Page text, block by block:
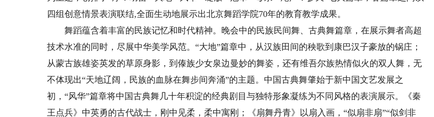
四组创意情景表演联结,全面生动地展示出北京舞蹈学院70年的教育教学成果。
舞蹈蕴含着丰富的民族记忆和时代精神。晚会中的民族民间舞、古典舞篇章，在展示舞者高超
技术水准的同时，尽展中华美学风范。“大地”篇章中，从汉族田间的秧歌到康巴汉子豪放的锅庄；
从蒙古族雄姿英发的草原身影，到傣族少女泉边曼妙的舞姿，还有维吾尔族热情似火的双人舞，无
不体现出“天地辽阔，民族的血脉在舞步间奔涌”的主题。中国古典舞肇始于新中国文艺发展之
初，“风华”篇章将中国古典舞几十年积淀的经典剧目与独特形象凝练为不同风格的表演展示。《秦
王点兵》中英勇的古代战士，刚中见柔，柔中寓刚；《扇舞丹青》以扇入画，“似扇非扇”“似剑非